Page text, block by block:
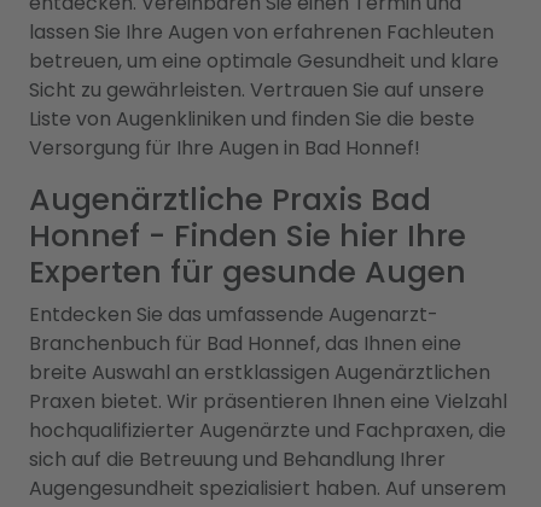
lassen Sie Ihre Augen von erfahrenen Fachleuten
betreuen, um eine optimale Gesundheit und klare
Sicht zu gewährleisten. Vertrauen Sie auf unsere
Liste von Augenkliniken und finden Sie die beste
Versorgung für Ihre Augen in Bad Honnef!
Augenärztliche Praxis Bad
Honnef - Finden Sie hier Ihre
Experten für gesunde Augen
Entdecken Sie das umfassende Augenarzt-
Branchenbuch für Bad Honnef, das Ihnen eine
breite Auswahl an erstklassigen Augenärztlichen
Praxen bietet. Wir präsentieren Ihnen eine Vielzahl
hochqualifizierter Augenärzte und Fachpraxen, die
sich auf die Betreuung und Behandlung Ihrer
Augengesundheit spezialisiert haben. Auf unserem